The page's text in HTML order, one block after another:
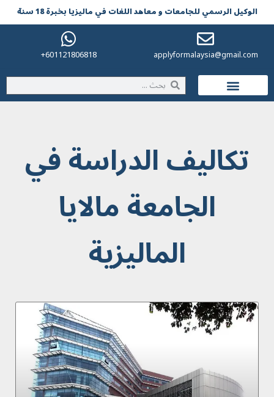
الوکیل الرسمي للجامعات و معاهد اللغات في مالیزیا بخبرة 18 سنة
applyformalaysia@gmail.com
601121806818+
تكاليف الدراسة في
الجامعة مالايا
الماليزية